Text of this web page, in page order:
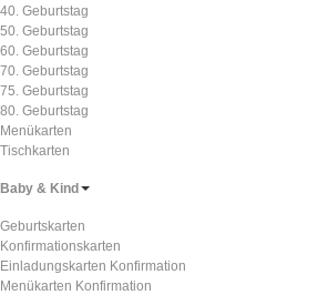
40. Geburtstag
50. Geburtstag
60. Geburtstag
70. Geburtstag
75. Geburtstag
80. Geburtstag
Menükarten
Tischkarten
Baby & Kind
Geburtskarten
Konfirmationskarten
Einladungskarten Konfirmation
Menükarten Konfirmation